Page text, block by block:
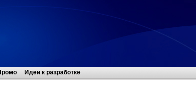
Идеи к разработке